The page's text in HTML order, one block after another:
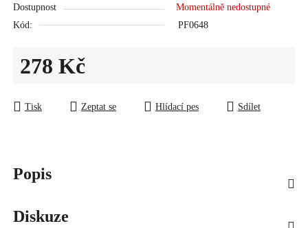
Dostupnost
Momentálně nedostupné
Kód:
PF0648
278 Kč
Tisk Zeptat se Hlídací pes Sdílet
Popis
Diskuze